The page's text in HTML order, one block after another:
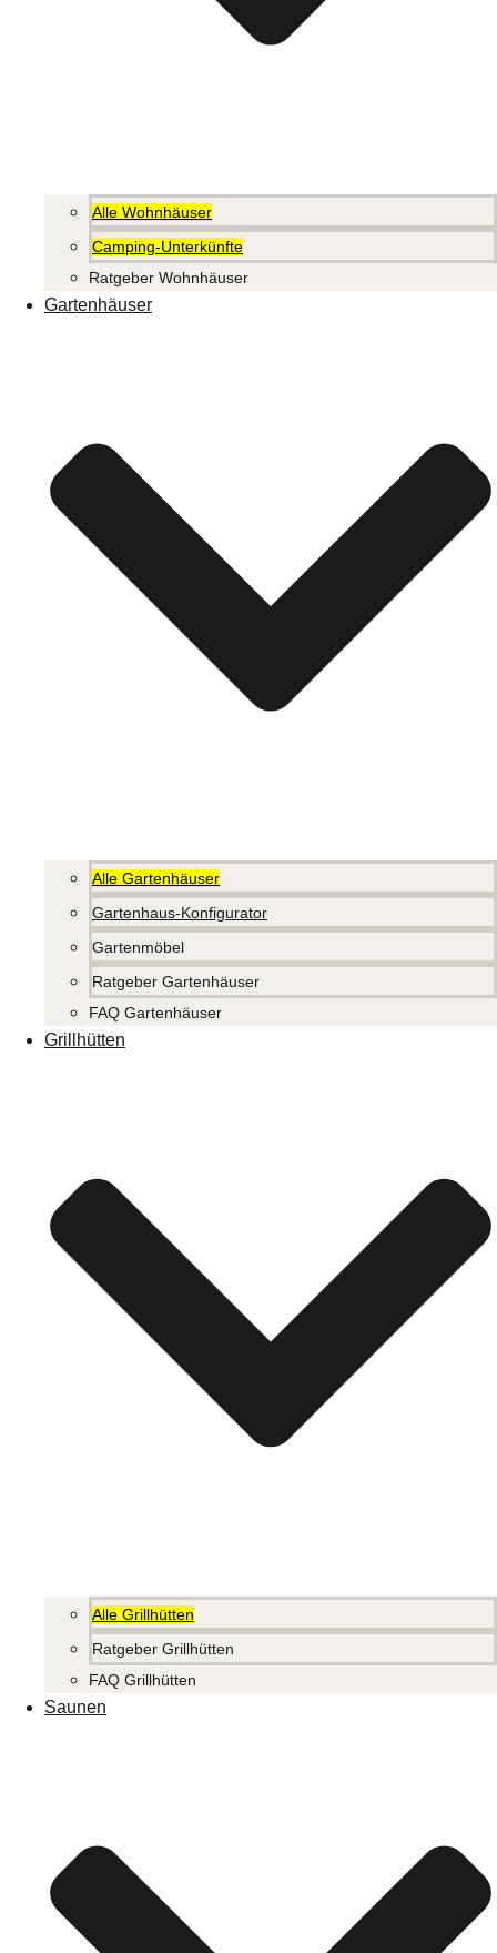
Alle Wohnhäuser
Camping-Unterkünfte
Ratgeber Wohnhäuser
Gartenhäuser
Alle Gartenhäuser
Gartenhaus-Konfigurator
Gartenmöbel
Ratgeber Gartenhäuser
FAQ Gartenhäuser
Grillhütten
Alle Grillhütten
Ratgeber Grillhütten
FAQ Grillhütten
Saunen